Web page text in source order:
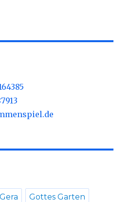
Gera Gottes Garten